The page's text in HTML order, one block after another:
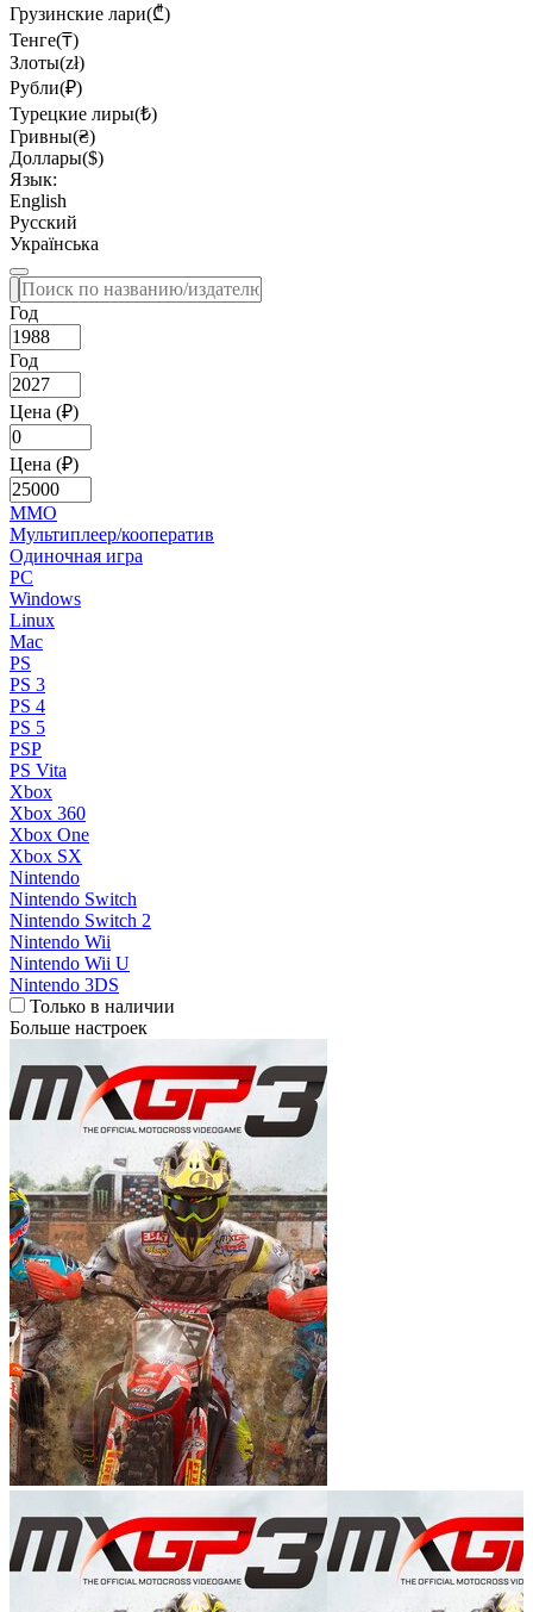
Грузинские лари(₾)
Тенге(₸)
Злоты(zł)
Рубли(₽)
Турецкие лиры(₺)
Гривны(₴)
Доллары($)
Язык:
English
Русский
Українська
Год
Год
Цена (₽)
Цена (₽)
MMO
Мультиплеер/кооператив
Одиночная игра
PC
Windows
Linux
Mac
PS
PS 3
PS 4
PS 5
PSP
PS Vita
Xbox
Xbox 360
Xbox One
Xbox SX
Nintendo
Nintendo Switch
Nintendo Switch 2
Nintendo Wii
Nintendo Wii U
Nintendo 3DS
Только в наличии
Больше настроек